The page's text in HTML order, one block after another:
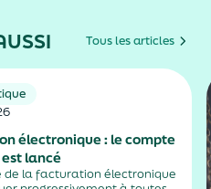
Tous les articles
électronique : le compte
lancé
de la facturation électronique